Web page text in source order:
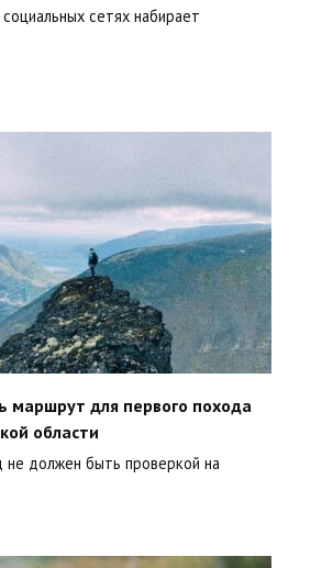
сетях набирает
маршрут для первого похода
области
должен быть проверкой на